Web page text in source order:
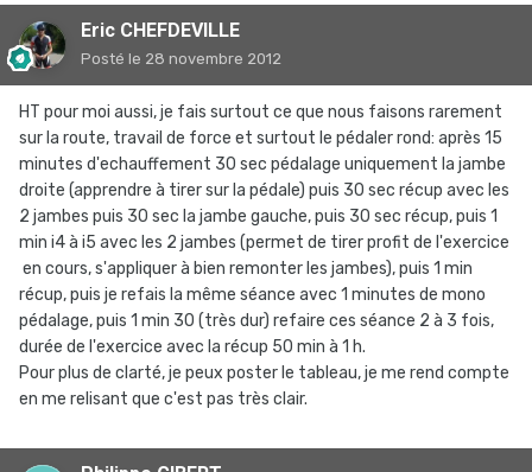
Eric CHEFDEVILLE
Posté le 28 novembre 2012
HT pour moi aussi, je fais surtout ce que nous faisons rarement
sur la route, travail de force et surtout le pédaler rond: après 15
minutes d'echauffement 30 sec pédalage uniquement la jambe
droite (apprendre à tirer sur la pédale) puis 30 sec récup avec les
2 jambes puis 30 sec la jambe gauche, puis 30 sec récup, puis 1
min i4 à i5 avec les 2 jambes (permet de tirer profit de l'exercice
en cours, s'appliquer à bien remonter les jambes), puis 1 min
récup, puis je refais la même séance avec 1 minutes de mono
pédalage, puis 1 min 30 (très dur) refaire ces séance 2 à 3 fois,
durée de l'exercice avec la récup 50 min à 1 h.
Pour plus de clarté, je peux poster le tableau, je me rend compte
en me relisant que c'est pas très clair.